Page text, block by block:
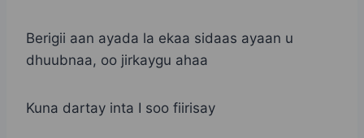
Berigii aan ayada la ekaa sidaas ayaan u
dhuubnaa, oo jirkaygu ahaa
Kuna dartay inta I soo fiirisay